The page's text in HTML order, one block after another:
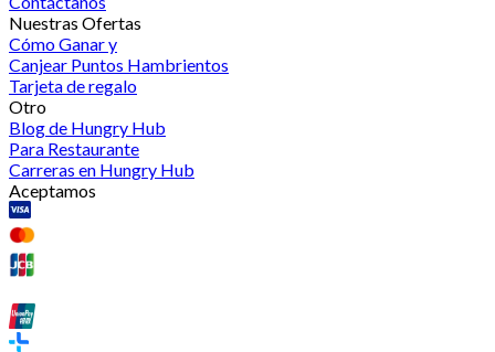
Nuestras Ofertas
Cómo Ganar y
Canjear Puntos Hambrientos
Tarjeta de regalo
Otro
Blog de Hungry Hub
Para Restaurante
Carreras en Hungry Hub
Aceptamos